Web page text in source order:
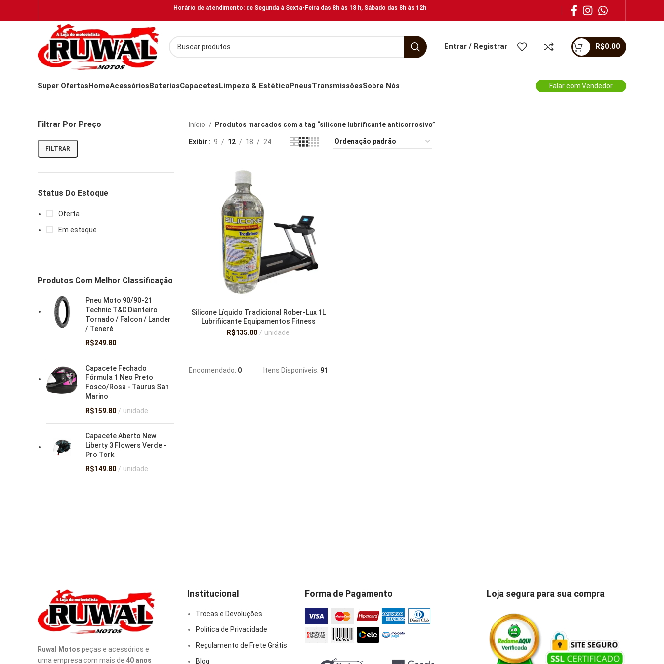
Horário de atendimento: de Segunda à Sexta-Feira das 8h às 18 h, Sábado das 8h às 12h
Entrar / Registrar R$0.00
Super OfertasHomeAcessóriosBateriasCapacetesLimpeza & EstéticaPneusTransmissõesSobre Nós Falar com Vendedor
Filtrar Por Preço
FILTRAR
Status Do Estoque
Oferta
Em estoque
Produtos Com Melhor Classificação
Pneu Moto 90/90-21
Technic T&C Dianteiro
Tornado / Falcon / Lander
/ Teneré
R$249.80
Capacete Fechado
Fórmula 1 Neo Preto
Fosco/Rosa - Taurus San
Marino
R$159.80 unidade
Capacete Aberto New
Liberty 3 Flowers Verde -
Pro Tork
R$149.80 unidade
Início Produtos marcados com a tag “silicone lubrificante anticorrosivo”
Exibir 9 12 18 24
Silicone Líquido Tradicional Rober-Lux 1L
Lubrifiicante Equipamentos Fitness
Academia Anticorrosivo
R$135.80 unidade
Encomendado: 0 Itens Disponíveis: 91
Ruwal Motos peças e acessórios e
uma empresa com mais de 40 anos
Institucional
Trocas e Devoluções
Política de Privacidade
Regulamento de Frete Grátis
Blog
Forma de Pagamento Loja segura para sua compra